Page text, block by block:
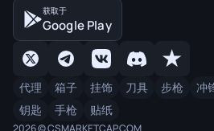
获取于
Google Play
代理 箱子 挂饰 刀具 步枪 冲
钥匙
手枪 贴纸